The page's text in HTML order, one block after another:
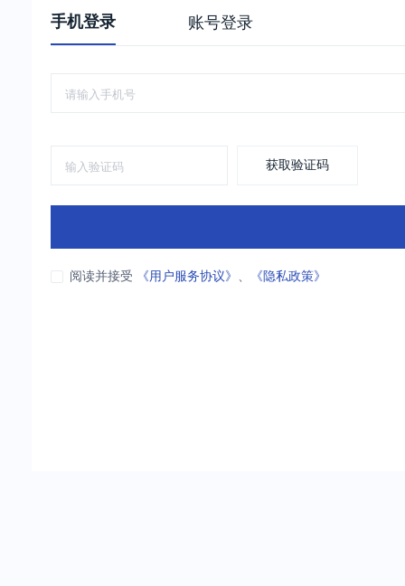
手机登录 账号登录
获取验证码
阅读并接受 《用户服务协议》 、 《隐私政策》